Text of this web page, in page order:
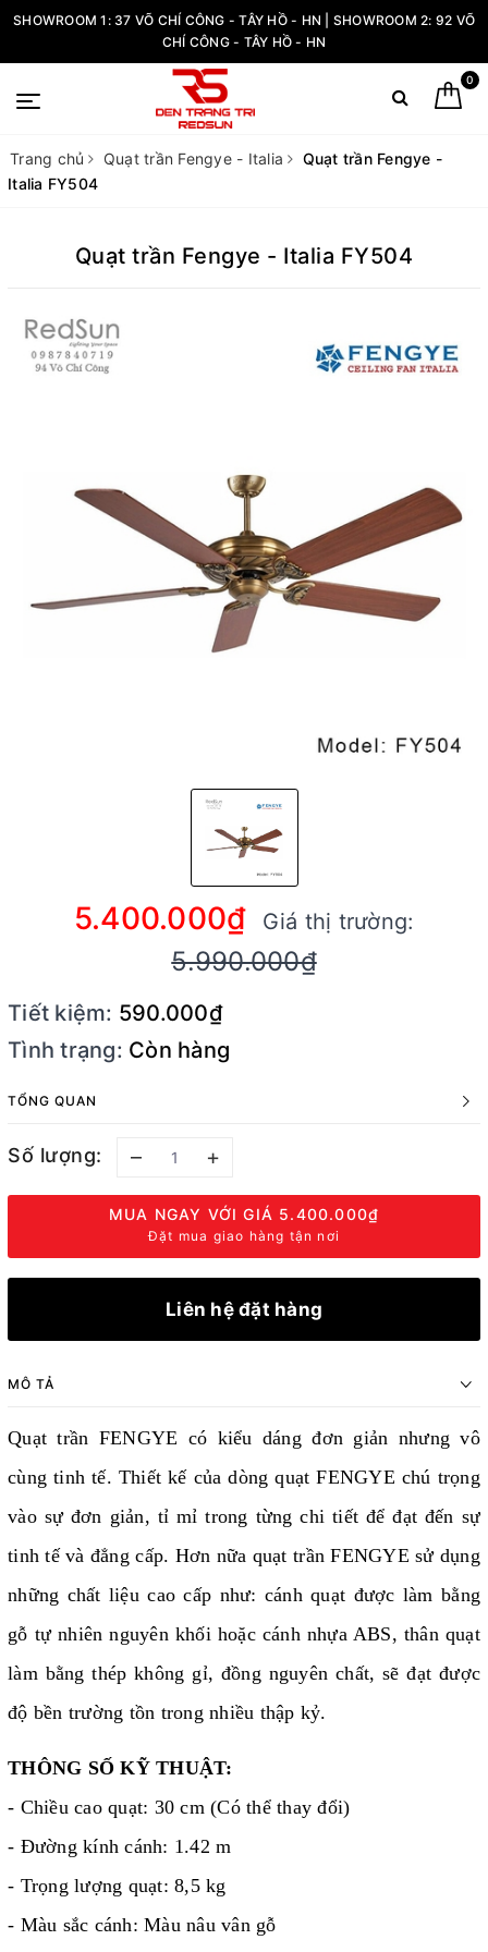
SHOWROOM 1: 37 VÕ CHÍ CÔNG - TÂY HỒ - HN | SHOWROOM 2: 92 VÕ
CHÍ CÔNG - TÂY HỒ - HN
0
Trang chủ Quạt trần Fengye - Italia
Quạt trần Fengye -
Italia FY504
Quạt trần Fengye - Italia FY504
5.400.000₫ Giá thị trường:
5.990.000₫
Tiết kiệm: 590.000₫
Tình trạng: Còn hàng
TỔNG QUAN
Số lượng: – +
MUA NGAY VỚI GIÁ 5.400.000₫
Đặt mua giao hàng tận nơi
Liên hệ đặt hàng
MÔ TẢ
Quạt trần FENGYE có kiểu dáng đơn giản nhưng vô
cùng tinh tế. Thiết kế của dòng quạt FENGYE chú trọng
vào sự đơn giản, tỉ mỉ trong từng chi tiết để đạt đến sự
tinh tế và đẳng cấp. Hơn nữa quạt trần FENGYE sử dụng
những chất liệu cao cấp như: cánh quạt được làm bằng
gỗ tự nhiên nguyên khối hoặc cánh nhựa ABS, thân quạt
làm bằng thép không gỉ, đồng nguyên chất, sẽ đạt được
độ bền trường tồn trong nhiều thập kỷ.
THÔNG SỐ KỸ THUẬT:
- Chiều cao quạt: 30 cm (Có thể thay đổi)
- Đường kính cánh: 1.42 m
- Trọng lượng quạt: 8,5 kg
- Màu sắc cánh: Màu nâu vân gỗ